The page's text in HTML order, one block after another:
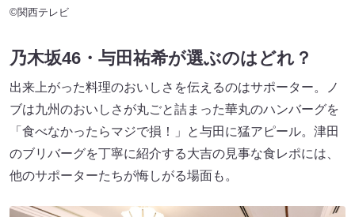
©関西テレビ
乃木坂46・与田祐希が選ぶのはどれ？
出来上がった料理のおいしさを伝えるのはサポーター。ノ
ブは九州のおいしさが丸ごと詰まった華丸のハンバーグを
「食べなかったらマジで損！」と与田に猛アピール。津田
のブリバーグを丁寧に紹介する大吉の見事な食レポには、
他のサポーターたちが悔しがる場面も。